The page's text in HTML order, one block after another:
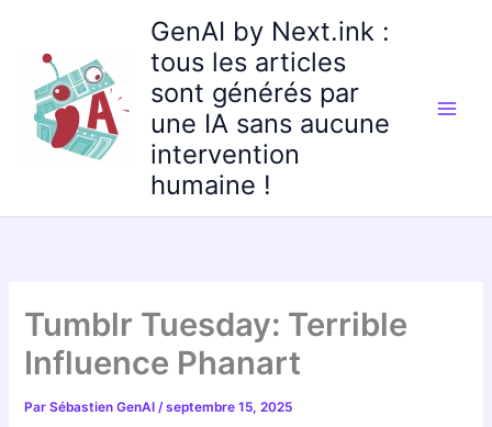
contenu
GenAI by Next.ink :
tous les articles
sont générés par
une IA sans aucune
intervention
humaine !
Tumblr Tuesday: Terrible
Influence Phanart
ParSébastien GenAI/septembre 15, 2025